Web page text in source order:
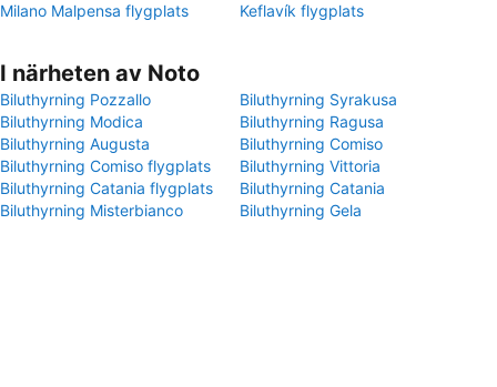
Milano Malpensa flygplats
Keflavík flygplats
I närheten av Noto
Biluthyrning Pozzallo
Biluthyrning Syrakusa
Biluthyrning Modica
Biluthyrning Ragusa
Biluthyrning Augusta
Biluthyrning Comiso
Biluthyrning Comiso flygplats
Biluthyrning Vittoria
Biluthyrning Catania flygplats
Biluthyrning Catania
Biluthyrning Misterbianco
Biluthyrning Gela